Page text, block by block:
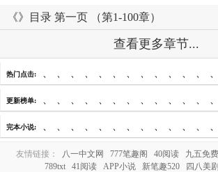
《》目录 第一页 （第1-100章）
查看更多章节...
热门点击: 、 、 、 、 、 、 、 、 、 、 、 、 、
更新榜单: 、 、 、 、 、 、 、 、 、 、 、 、 、
完本小说: 、 、 、 、 、 、 、 、 、 、 、 、 、
友情链接： 八一中文网 777笔趣阁 40阅读 九五免
789txt
41阅读 APP小说 新笔趣520 四八美剧